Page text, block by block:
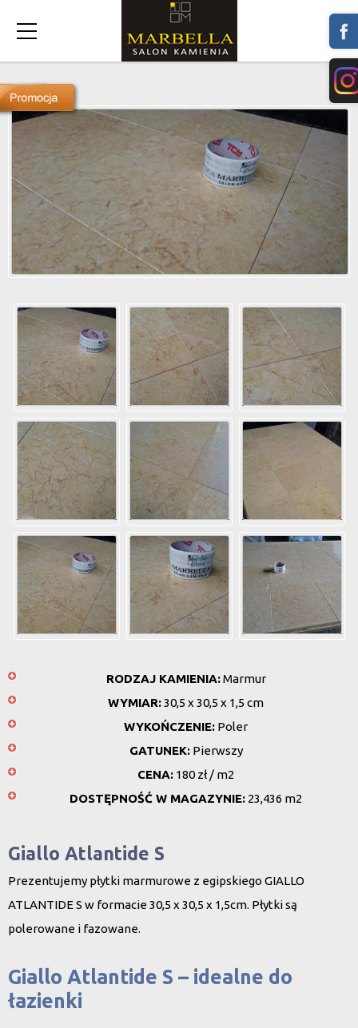
RODZAJ KAMIENIA:Marmur
WYMIAR:30,5 x 30,5 x 1,5 cm
WYKOŃCZENIE: Poler
GATUNEK:Pierwszy
CENA: 180 zł / m2
DOSTĘPNOŚĆ W MAGAZYNIE: 23,436 m2
Giallo Atlantide S
Prezentujemy płytki marmurowe z egipskiego GIALLO
ATLANTIDE S w formacie 30,5 x 30,5 x 1,5cm. Płytki są
polerowane i fazowane.
Giallo Atlantide S – idealne do
łazienki